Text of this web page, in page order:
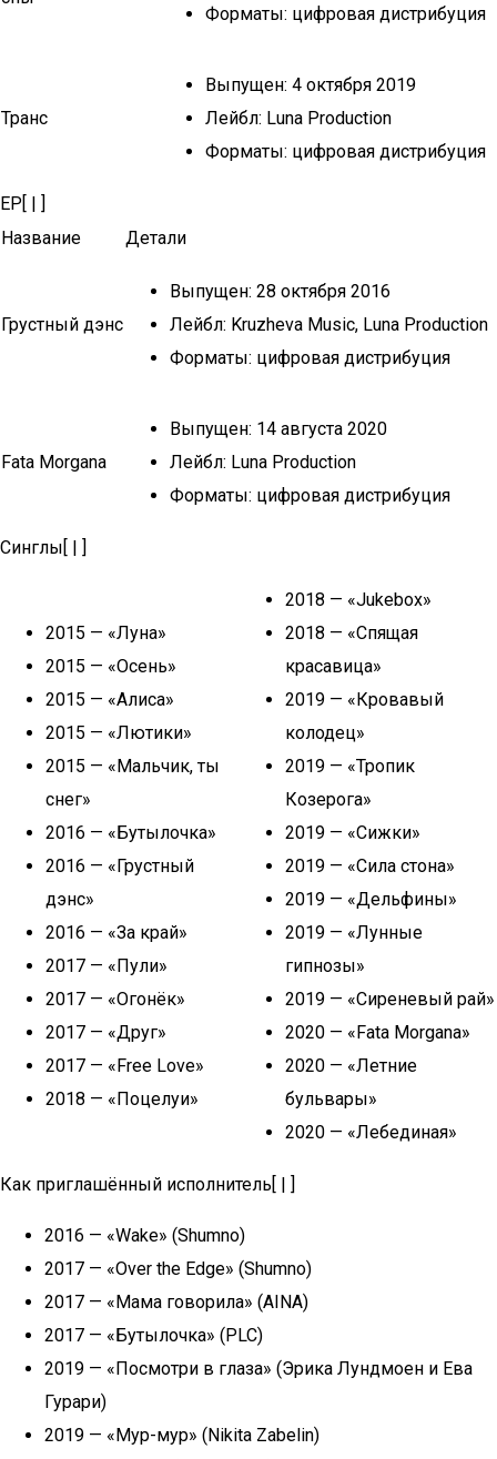
Форматы: цифровая дистрибуция
Транс
Выпущен: 4 октября 2019
Лейбл: Luna Production
Форматы: цифровая дистрибуция
EP[ | ]
Название
Детали
Грустный дэнс
Выпущен: 28 октября 2016
Лейбл: Kruzheva Music, Luna Production
Форматы: цифровая дистрибуция
Fata Morgana
Выпущен: 14 августа 2020
Лейбл: Luna Production
Форматы: цифровая дистрибуция
Синглы[ | ]
2015 — «Луна»
2015 — «Осень»
2015 — «Алиса»
2015 — «Лютики»
2015 — «Мальчик, ты
снег»
2016 — «Бутылочка»
2016 — «Грустный
дэнс»
2016 — «За край»
2017 — «Пули»
2017 — «Огонёк»
2017 — «Друг»
2017 — «Free Love»
2018 — «Поцелуи»
2018 — «Jukebox»
2018 — «Спящая
красавица»
2019 — «Кровавый
колодец»
2019 — «Тропик
Козерога»
2019 — «Сижки»
2019 — «Сила стона»
2019 — «Дельфины»
2019 — «Лунные
гипнозы»
2019 — «Сиреневый рай»
2020 — «Fata Morgana»
2020 — «Летние
бульвары»
2020 — «Лебединая»
Как приглашённый исполнитель[ | ]
2016 — «Wake» (Shumno)
2017 — «Over the Edge» (Shumno)
2017 — «Мама говорила» (AINA)
2017 — «Бутылочка» (PLC)
2019 — «Посмотри в глаза» (Эрика Лундмоен и Ева
Гурари)
2019 — «Мур-мур» (Nikita Zabelin)